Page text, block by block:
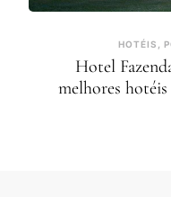
HOTÉIS,
Hotel
melhores